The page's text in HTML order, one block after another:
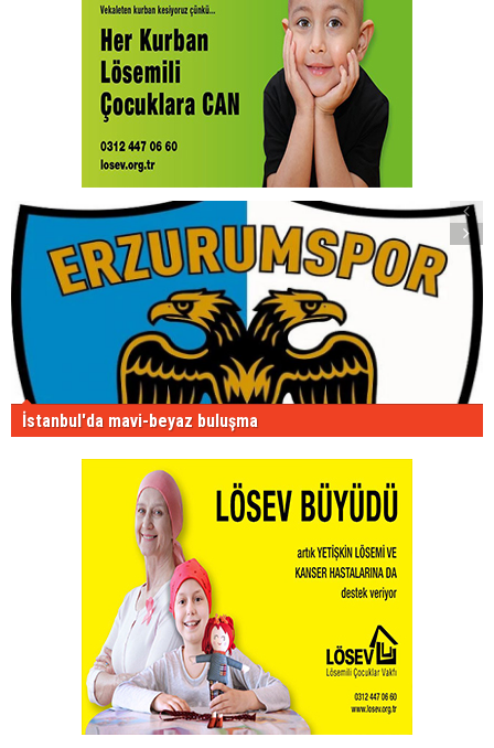
İstanbul'da mavi-beyaz buluşma